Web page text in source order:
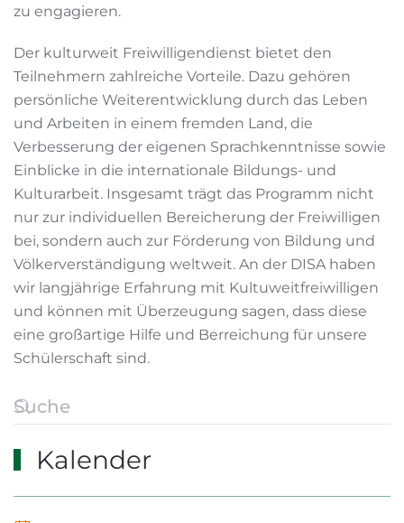
zu engagieren.
Der kulturweit Freiwilligendienst bietet den
Teilnehmern zahlreiche Vorteile. Dazu gehören
persönliche Weiterentwicklung durch das Leben
und Arbeiten in einem fremden Land, die
Verbesserung der eigenen Sprachkenntnisse sowie
Einblicke in die internationale Bildungs- und
Kulturarbeit. Insgesamt trägt das Programm nicht
nur zur individuellen Bereicherung der Freiwilligen
bei, sondern auch zur Förderung von Bildung und
Völkerverständigung weltweit. An der DISA haben
wir langjährige Erfahrung mit Kultuweitfreiwilligen
und können mit Überzeugung sagen, dass diese
eine großartige Hilfe und Berreichung für unsere
Schülerschaft sind.
Kalender